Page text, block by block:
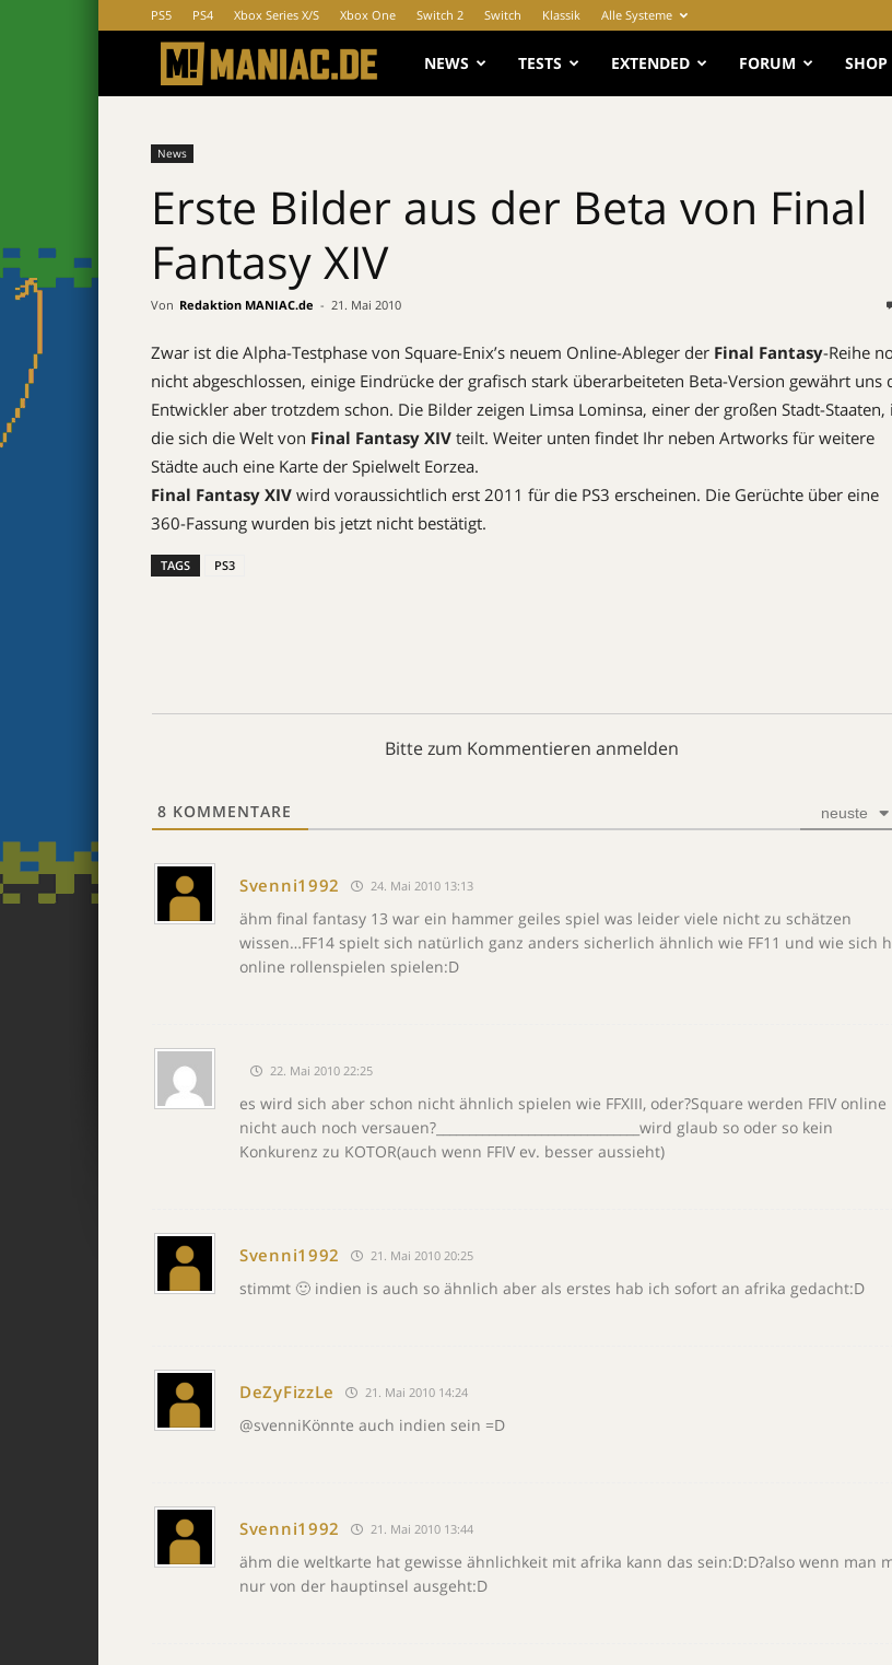
PS5 PS4 Xbox Series X/S Xbox One Switch 2 Switch Klassik Alle Systeme
MANIAC.de
NEWS TESTS EXTENDED FORUM SHOP
News
Erste Bilder aus der Beta von Final
Fantasy XIV
Von Redaktion MANIAC.de - 21. Mai 2010
Zwar ist die Alpha-Testphase von Square-Enix’s neuem Online-Ableger der Final Fantasy-Reihe
nicht abgeschlossen, einige Eindrücke der grafisch stark überarbeiteten Beta-Version gewährt uns
Entwickler aber trotzdem schon. Die Bilder zeigen Limsa Lominsa, einer der großen Stadt-Staaten,
die sich die Welt von Final Fantasy XIV teilt. Weiter unten findet Ihr neben Artworks für weitere
Städte auch eine Karte der Spielwelt Eorzea.
Final Fantasy XIV wird voraussichtlich erst 2011 für die PS3 erscheinen. Die Gerüchte über eine
360-Fassung wurden bis jetzt nicht bestätigt.
TAGS PS3
Bitte zum Kommentieren anmelden
8 KOMMENTARE neuste
Svenni1992 24. Mai 2010 13:13
ähm final fantasy 13 war ein hammer geiles spiel was leider viele nicht zu schätzen
wissen…FF14 spielt sich natürlich ganz anders sicherlich ähnlich wie FF11 und wie sich
online rollenspielen spielen:D
22. Mai 2010 22:25
es wird sich aber schon nicht ähnlich spielen wie FFXIII, oder?Square werden FFIV online
nicht auch noch versauen?_______________________________wird glaub so oder so kein
Konkurenz zu KOTOR(auch wenn FFIV ev. besser aussieht)
Svenni1992 21. Mai 2010 20:25
stimmt 🙂 indien is auch so ähnlich aber als erstes hab ich sofort an afrika gedacht:D
DeZyFizzLe 21. Mai 2010 14:24
@svenniKönnte auch indien sein =D
Svenni1992 21. Mai 2010 13:44
ähm die weltkarte hat gewisse ähnlichkeit mit afrika kann das sein:D:D?also wenn man
nur von der hauptinsel ausgeht:D